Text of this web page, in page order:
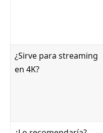
¿Sirve para streaming
en 4K?